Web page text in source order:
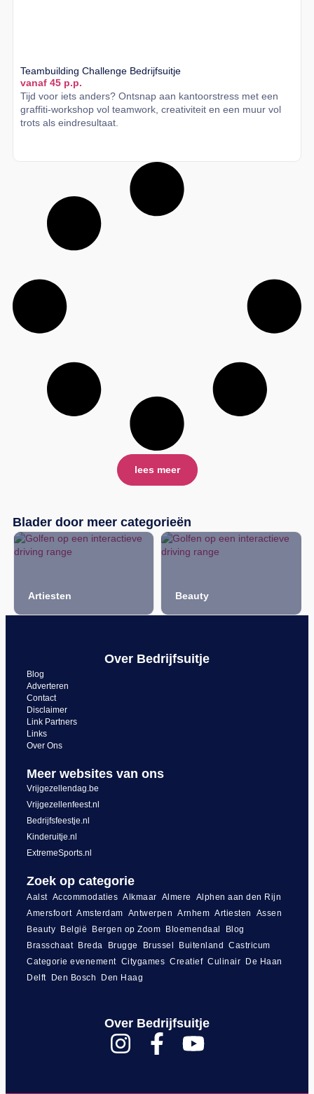
Teambuilding Challenge Bedrijfsuitje
vanaf 45 p.p.
Tijd voor iets anders? Ontsnap aan kantoorstress met een
graffiti-workshop vol teamwork, creativiteit en een muur vol
trots als eindresultaat.
lees meer
Blader door meer categorieën
Beauty Citygames
Over Bedrijfsuitje
Blog
Adverteren
Contact
Disclaimer
Link Partners
Links
Over Ons
Meer websites van ons
Vrijgezellendag.be
Vrijgezellenfeest.nl
Bedrijfsfeestje.nl
Kinderuitje.nl
ExtremeSports.nl
Zoek op categorie
Aalst Accommodaties Alkmaar Almere
Alphen aan den Rijn
Amersfoort Amsterdam Antwerpen Arnhem Artiesten
Assen
Beauty
België Bergen op Zoom Bloemendaal
Blog
Brasschaat
Breda Brugge Brussel Buitenland
Castricum
Categorie evenement Citygames Creatief Culinair
De Haan
Delft
Den Bosch Den Haag
Over Bedrijfsuitje